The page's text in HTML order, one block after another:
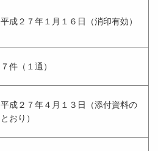
平成２７年１月１６日（消印有効）
７件（１通）
平成２７年４月１３日（添付資料の
とおり）